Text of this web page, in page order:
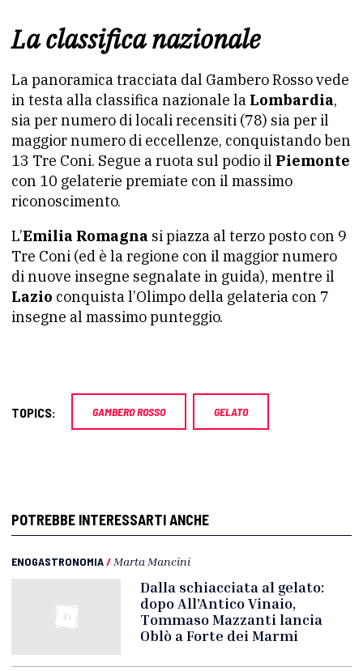
La classifica nazionale
La panoramica tracciata dal Gambero Rosso vede
in testa alla classifica nazionale la Lombardia,
sia per numero di locali recensiti (78) sia per il
maggior numero di eccellenze, conquistando ben
13 Tre Coni. Segue a ruota sul podio il Piemonte
con 10 gelaterie premiate con il massimo
riconoscimento.
L’Emilia Romagna si piazza al terzo posto con 9
Tre Coni (ed è la regione con il maggior numero
di nuove insegne segnalate in guida), mentre il
Lazio conquista l’Olimpo della gelateria con 7
insegne al massimo punteggio.
TOPICS: GAMBERO ROSSO GELATO
POTREBBE INTERESSARTI ANCHE
ENOGASTRONOMIA/ Marta Mancini
Dalla schiacciata al gelato:
dopo All’Antico Vinaio,
Tommaso Mazzanti lancia
Oblò a Forte dei Marmi